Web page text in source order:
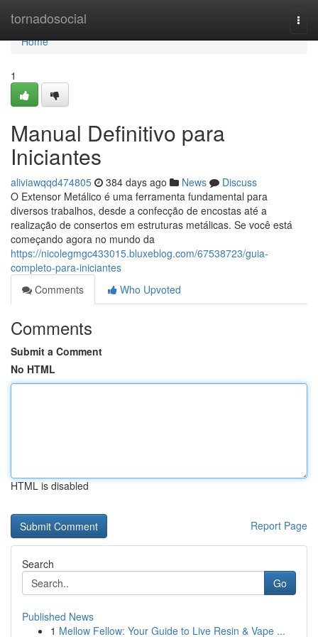
tornadosocial
Home
Home
1
Manual Definitivo para
Iniciantes
aliviawqqd474805 384 days ago News
Discuss
O Extensor Metálico é uma ferramenta fundamental para
diversos trabalhos, desde a confecção de encostas até a
realização de consertos em estruturas metálicas. Se você está
começando agora no mundo da
https://nicolegmgc433015.bluxeblog.com/67538723/guia-
completo-para-iniciantes
Comments
Who Upvoted
Comments
Submit a Comment
No HTML
HTML is disabled
Report Page
Search
Go
Published News
1 Mellow Fellow: Your Guide to Live Resin & Vape ...